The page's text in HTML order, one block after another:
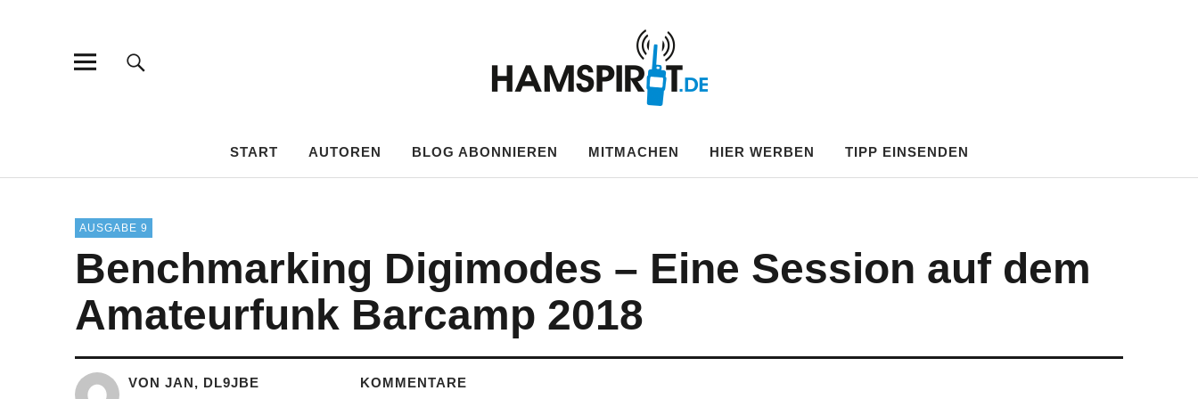
HAMSPIRIT.DE
START AUTOREN BLOG ABONNIEREN MITMACHEN HIER WERBEN TIPP EINSENDEN
AUSGABE 9
Benchmarking Digimodes – Eine Session auf dem
Amateurfunk Barcamp 2018
VON JAN, DL9JBE
KOMMENTARE